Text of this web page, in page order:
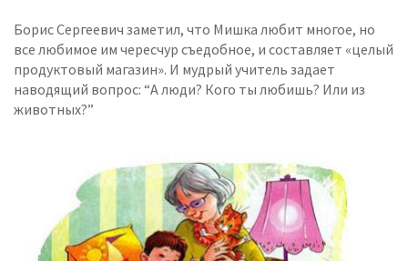
Борис Сергеевич заметил, что Мишка любит многое, но
все любимое им чересчур съедобное, и составляет «целый
продуктовый магазин». И мудрый учитель задает
наводящий вопрос: “А люди? Кого ты любишь? Или из
животных?”